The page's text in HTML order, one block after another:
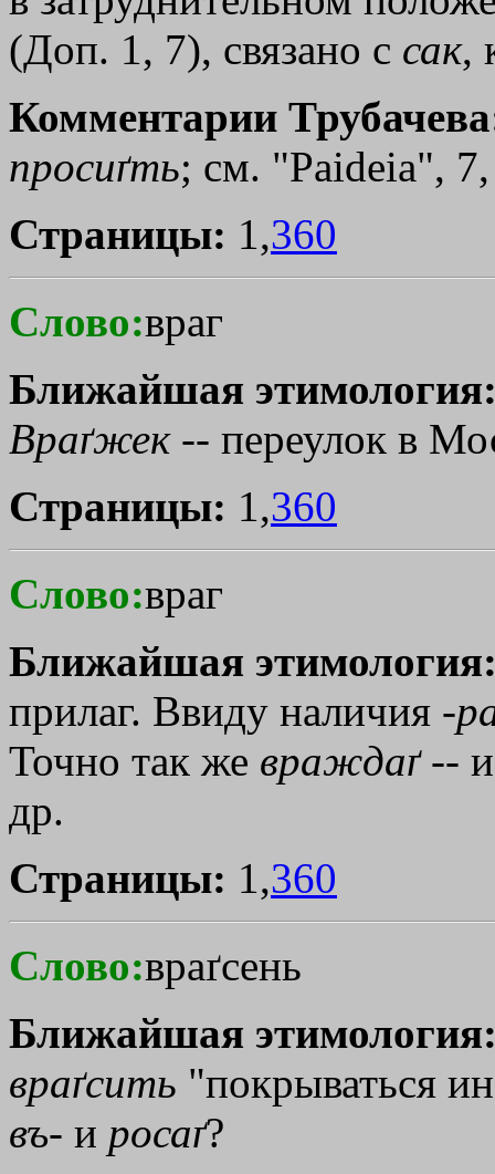
(Доп. 1, 7), связано с сак,
Комментарии
просиґть; см. "Paideia",
Страницы: 1,360
Слово:враг
Ближайшая
Враґжек-- переулок в
Страницы: 1,360
Слово:враг
Ближайшая
прилаг. Ввиду наличия -
Точно так же враждаґ--
др.
Страницы: 1,360
Слово:враґсень
Ближайшая
враґсить "покрываться
въ- и росаґ?